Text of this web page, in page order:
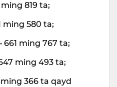
819 ta;
ming 580 ta;
ming 767 ta;
ming 493 ta;
366 ta qayd